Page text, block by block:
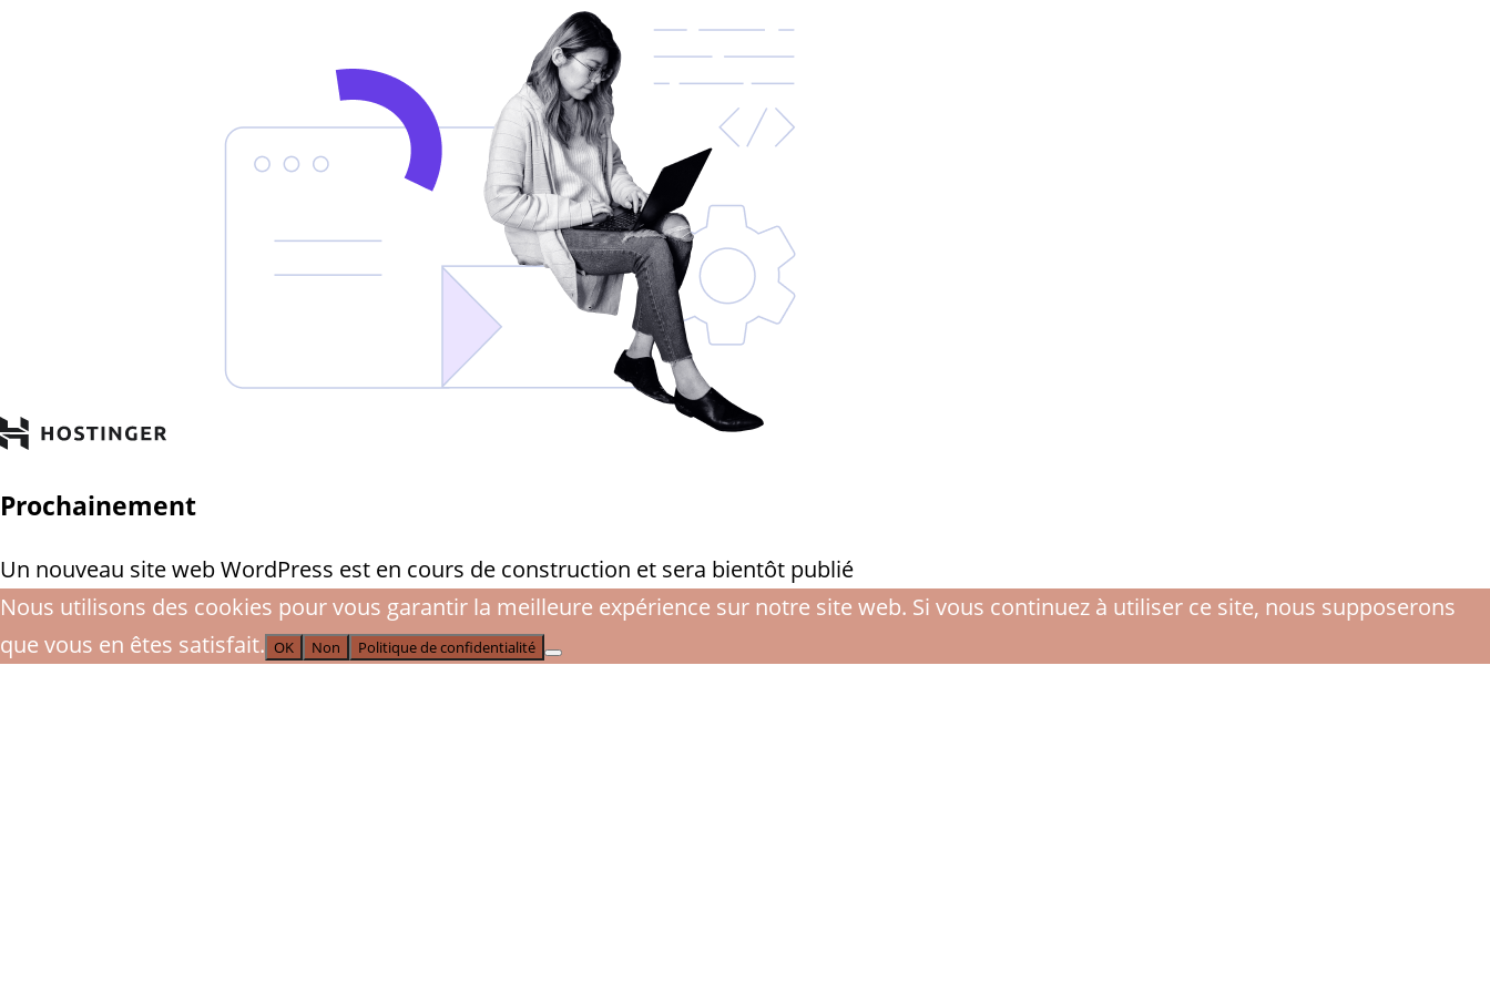
Prochainement
Un nouveau site web WordPress est en cours de construction et sera bientôt publié
Nous utilisons des cookies pour vous garantir la meilleure expérience sur notre site web. Si vous continuez à utiliser ce site, nous supposerons
que vous en êtes satisfait. OK Non Politique de confidentialité